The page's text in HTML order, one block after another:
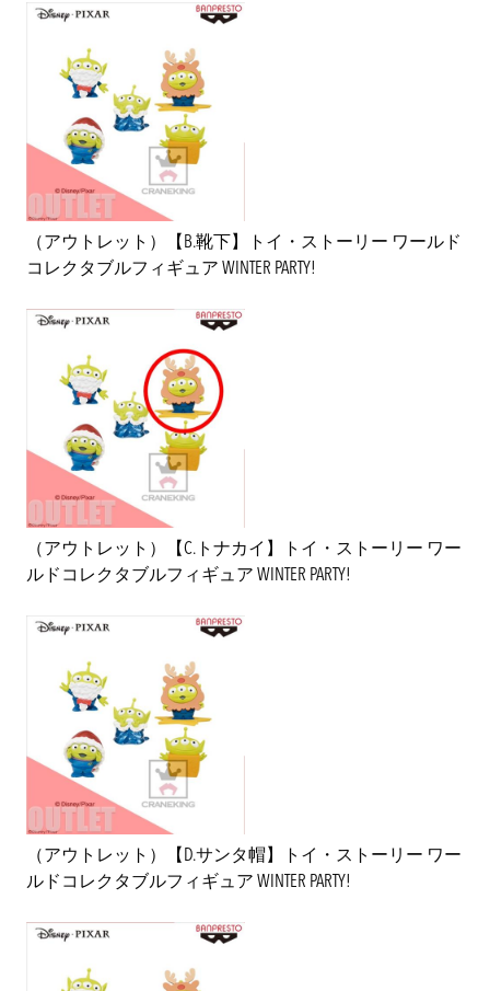
（アウトレット）【B.靴下】トイ・ストーリー ワールド
コレクタブルフィギュア WINTER PARTY!
（アウトレット）【C.トナカイ】トイ・ストーリー ワー
ルドコレクタブルフィギュア WINTER PARTY!
（アウトレット）【D.サンタ帽】トイ・ストーリー ワー
ルドコレクタブルフィギュア WINTER PARTY!